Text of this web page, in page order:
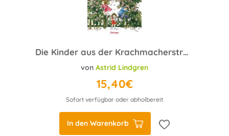
Die Kinder aus der Krachmacherstraße
von Astrid Lindgren
15,40€
Sofort verfügbar oder abholbereit
In den Warenkorb